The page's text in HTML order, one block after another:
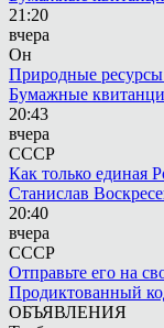
21:20
вчера
Он
Природные
Бумажные
20:43
вчера
СССР
Как только единая
Станислав
20:40
вчера
СССР
Отправьте его на
Продиктованный
ОБЪЯВЛЕНИЯ